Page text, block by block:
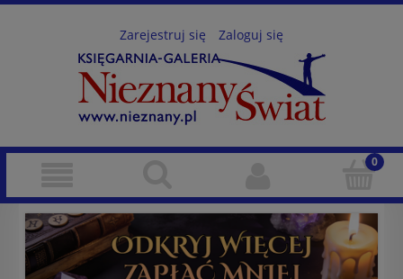
Zarejestruj się Zaloguj się